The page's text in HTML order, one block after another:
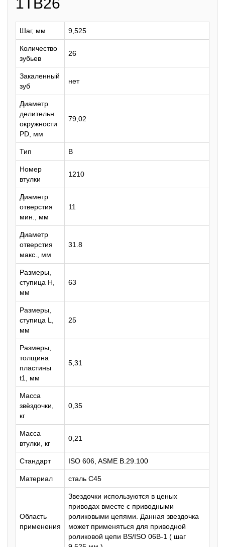
Шаг, мм 9,525
Количество
зубьев
26
Закаленный
зуб
нет
Диаметр
делительн.
окружности
PD, мм
79,02
Тип B
Номер
втулки
1210
Диаметр
отверстия
мин., мм
11
Диаметр
отверстия
макс., мм
31.8
Размеры,
ступица H,
мм
63
Размеры,
ступица L,
мм
25
Размеры,
толщина
пластины
t1, мм
5,31
Масса
звёздочки,
кг
0,35
Масса
втулки, кг
0,21
Стандарт ISO 606, ASME B.29.100
Материал сталь C45
Область
применения
Звездочки используются в ценых
приводах вместе с приводными
роликовыми цепями. Данная звездочка
может применяться для приводной
роликовой цепи BS/ISO 06B-1 ( шаг